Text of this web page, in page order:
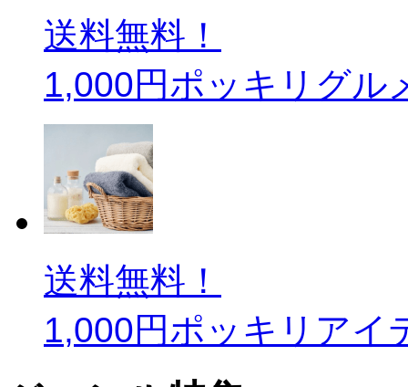
送料無料！
1,000円ポッキリグル
送料無料！
1,000円ポッキリアイ